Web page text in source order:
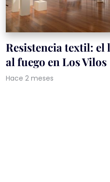
Resistencia textil: el
al fuego en Los Vilos
Hace 2 meses